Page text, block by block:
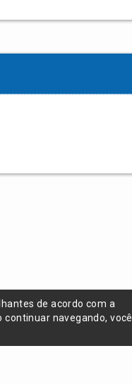
de acordo com a
continuar navegando, você